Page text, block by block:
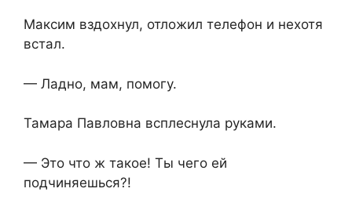
Максим вздохнул, отложил телефон и нехотя
встал.
— Ладно, мам, помогу.
Тамара Павловна всплеснула руками.
— Это что ж такое! Ты чего ей
подчиняешься?!